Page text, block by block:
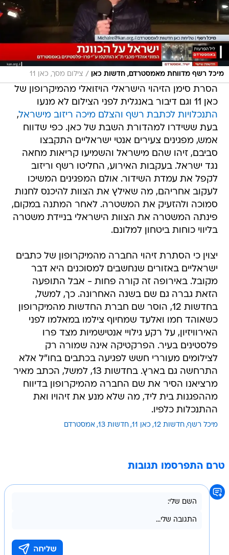
מיכל רשף מדווחת מאמסטרדם, חדשות כאן / צילום מסך, כאן 11
הסרת סימן הזיהוי הישראלי הויזואלי מהמיקרופון של
כאן 11 וגם דיבור באנגלית לפני הצילום לא מנעו
התנכלויות לכתבת רשף והצלם מיכה ריזוב מישראל,
בעת ששידרו למהדורת השבת של כאן. כפי שדווח
אמש, מפגינים צעירים אנטי ישראליים התקבצו
סביבם, זיהו שהם מישראל והשמיעו קריאות מחאה
נגד ישראל. בעקבות האירוע, החליטו רשף וריזוב
לקפל את עמדת השידור. אולם המפגינים המשיכו
לעקוב אחריהם, מה שאילץ את הצוות להיכנס לחנות
סמוכה ולהזעיק את המשטרה. לאחר המתנה במקום,
פינתה המשטרה את הצוות הישראלי בניידת משטרה
בליווי כוחות ביטחון למלונם.
יצוין כי הסתרת זיהוי החברה מהמיקרופון של כתבים
ישראליים באזורים שנחשבים למסוכנים היא דבר
מקובל. באירופה זה קורה פחות - אבל התופעה
הזאת גברה גם שם בשנה האחרונה. כך, למשל,
בחדשות 12, הוסר שם חברת החדשות מהמיקרופון
כשאוהד חמו ואלעד שמחיוף צילמו במאלמו לפני
האירוויזיון, על רקע גילויי אנטישמיות מצד פרו
פלסטינים בעיר. הפרקטיקה אינה שמורה רק
לצילומים מעוררי חשש לפגיעה בכתבים בחו"ל אלא
התרחשה גם בארץ. בחדשות 13, למשל, הכתב מאיר
מרציאנו הסיר את שם החברה מהמיקרופון בדיווח
מההפגנות בית ליד, מה שלא מנע את זיהויו ואת
ההתנכלות כלפיו.
מיכל רשף חדשות 12 כאן 11 חדשות 13 אמסטרדם
טרם התפרסמו תגובות